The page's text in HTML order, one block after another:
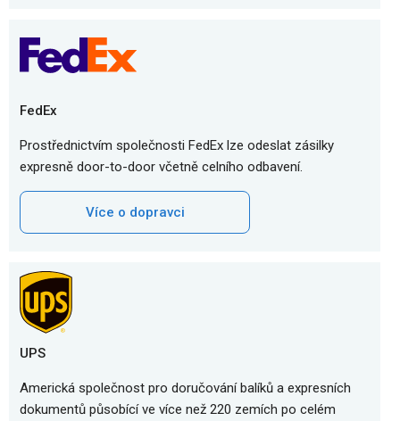
FedEx
Prostřednictvím společnosti FedEx lze odeslat zásilky
expresně door-to-door včetně celního odbavení.
Více o dopravci
UPS
Americká společnost pro doručování balíků a expresních
dokumentů působící ve více než 220 zemích po celém